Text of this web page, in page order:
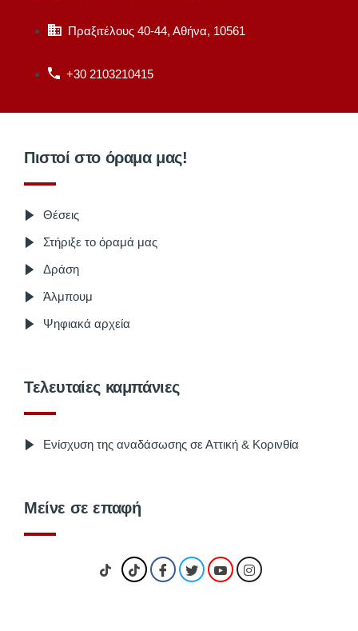
Πραξιτέλους 40-44, Αθήνα, 10561
+30 2103210415
Πιστοί στο όραμα μας!
Θέσεις
Στήριξε το όραμά μας
Δράση
Άλμπουμ
Ψηφιακά αρχεία
Τελευταίες καμπάνιες
Ενίσχυση της αναδάσωσης σε Αττική & Κορινθία
Μείνε σε επαφή